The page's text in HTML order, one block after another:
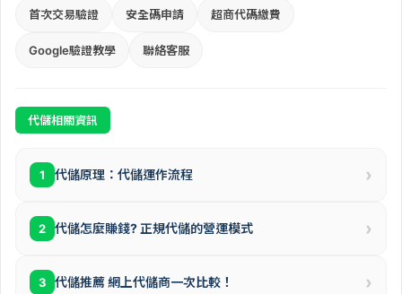
首次交易驗證 安全碼申請 超商代碼繳費
Google驗證教學 聯絡客服
代儲相關資訊
1 代儲原理：代儲運作流程 ›
2 代儲怎麼賺錢? 正規代儲的營運模式 ›
3 代儲推薦 網上代儲商一次比較！ ›